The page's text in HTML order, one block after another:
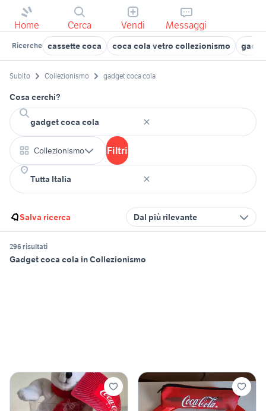
Home Cerca Vendi Messaggi
Ricerche cassette coca coca cola vetro collezionismo
Subito Collezionismo gadget coca cola
Cosa cerchi?
Collezionismo Filtri
Salva ricerca Dal più rilevante
296 risultati
Gadget coca cola in Collezionismo